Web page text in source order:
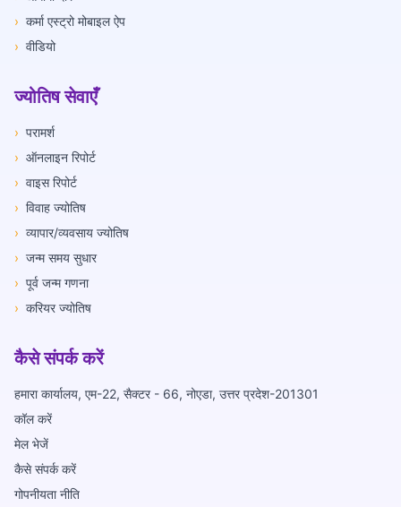
› कर्मा एस्ट्रो मोबाइल ऐप
› वीडियो
ज्योतिष सेवाएँ
› परामर्श
› ऑनलाइन रिपोर्ट
› वाइस रिपोर्ट
› विवाह ज्योतिष
› व्यापार/व्यवसाय ज्योतिष
› जन्म समय सुधार
› पूर्व जन्म गणना
› करियर ज्योतिष
कैसे संपर्क करें
हमारा कार्यालय, एम-22, सैक्टर - 66, नोएडा, उत्तर प्रदेश-201301
कॉल करें
मेल भेजें
कैसे संपर्क करें
गोपनीयता नीति